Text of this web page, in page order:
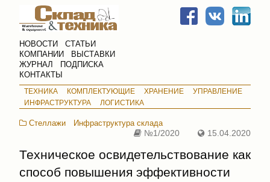
НОВОСТИ
СТАТЬИ
КОМПАНИИ
ВЫСТАВКИ
ЖУРНАЛ
ПОДПИСКА
КОНТАКТЫ
ТЕХНИКА КОМПЛЕКТУЮЩИЕ ХРАНЕНИЕ
УПРАВЛЕНИЕ
ИНФРАСТРУКТУРА
ЛОГИСТИКА
Стеллажи
Инфраструктура склада
№1/2020
15.04.2020
Техническое освидетельствование как
способ повышения эффективности